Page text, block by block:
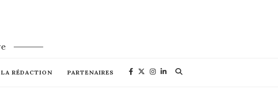
LA RÉDACTION PARTENAIRES